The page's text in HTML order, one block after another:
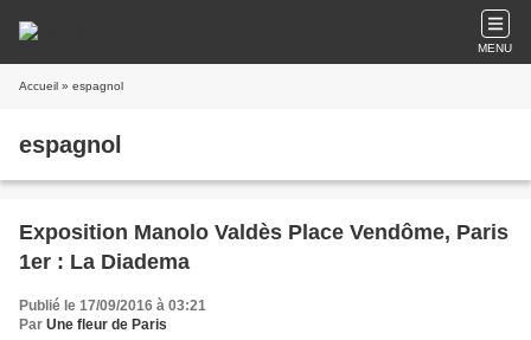
MENU
Accueil » espagnol
espagnol
Exposition Manolo Valdès Place Vendôme, Paris
1er : La Diadema
Publié le 17/09/2016 à 03:21
Par Une fleur de Paris